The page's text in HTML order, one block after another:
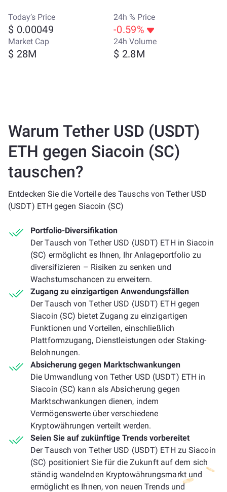
Today’s Price
$ 0.00049
24h % Price
-0.59%
Market Cap
$ 28M
24h Volume
$ 2.8M
Warum Tether USD (USDT)
ETH gegen Siacoin (SC)
tauschen?
Entdecken Sie die Vorteile des Tauschs von Tether USD
(USDT) ETH gegen Siacoin (SC)
Portfolio-Diversifikation
Der Tausch von Tether USD (USDT) ETH in Siacoin
(SC) ermöglicht es Ihnen, Ihr Anlageportfolio zu
diversifizieren – Risiken zu senken und
Wachstumschancen zu erweitern.
Zugang zu einzigartigen Anwendungsfällen
Der Tausch von Tether USD (USDT) ETH gegen
Siacoin (SC) bietet Zugang zu einzigartigen
Funktionen und Vorteilen, einschließlich
Plattformzugang, Dienstleistungen oder Staking-
Belohnungen.
Absicherung gegen Marktschwankungen
Die Umwandlung von Tether USD (USDT) ETH in
Siacoin (SC) kann als Absicherung gegen
Marktschwankungen dienen, indem
Vermögenswerte über verschiedene
Kryptowährungen verteilt werden.
Seien Sie auf zukünftige Trends vorbereitet
Der Tausch von Tether USD (USDT) ETH zu Siacoin
(SC) positioniert Sie für die Zukunft auf dem sich
ständig wandelnden Kryptowährungsmarkt und
ermöglicht es Ihnen, von neuen Trends und